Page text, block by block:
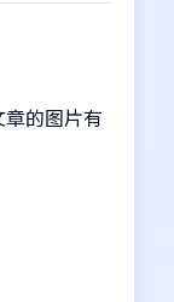
的图片有